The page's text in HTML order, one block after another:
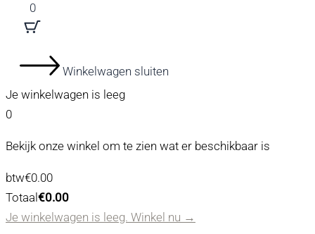
0
Winkelwagen sluiten
Je winkelwagen is leeg
0
Bekijk onze winkel om te zien wat er beschikbaar is
Belastingbedrag:
btw€0.00
Winkelwagen
Totaal:
Totaal €0.00
Je winkelwagen is leeg. Winkel nu →